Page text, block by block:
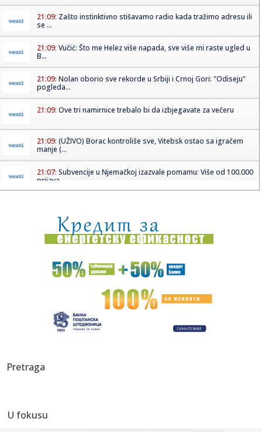
21:09: Zašto instinktivno stišavamo radio kada tražimo adresu ili
se ...
21:09: Vučić: Što me Helez više napada, sve više mi raste ugled u
B...
21:09: Nolan oborio sve rekorde u Srbiji i Crnoj Gori: "Odiseju"
pogleda...
21:09: Ove tri namirnice trebalo bi da izbjegavate za večeru
21:09: (UŽIVO) Borac kontroliše sve, Vitebsk ostao sa igračem
manje (...
21:07: Subvencije u Njemačkoj izazvale pomamu: Više od 100.000
prijava...
21:03:Evropa priča o Srbinu: Cvetkoviću dovoljno 16 sekundi za
najbr...
21:02:Fedorov se i dalje nada povratku
Zahar otkrio šta bi uradio svakoj ženi: "Samo neka kaže..."
21:01:Spor u „MTU Maintenance Serbia“ stigao do evropskih
21:00:
Pretraga
U fokusu